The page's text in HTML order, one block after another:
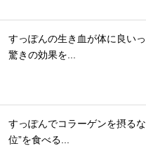
すっぽんの生き血が体に良い
驚きの効果を...
すっぽんでコラーゲンを摂る
位”を食べる...